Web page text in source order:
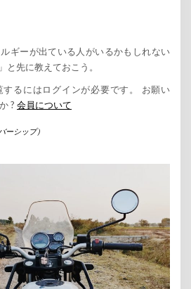
ギーが出ている人がいるかもしれない
と先に教えておこう。
するにはログインが必要です。 お願い
? 会員について
ーシップ）